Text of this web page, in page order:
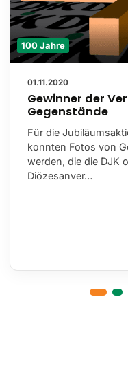
100 Jahre
01.11.2020
Gewinner der
Gegenstände
Für die
konnten Fotos von
werden, die die DJK
Diözesanver…